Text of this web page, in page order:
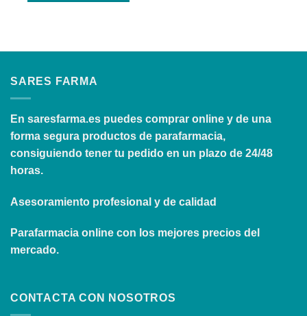
SARES FARMA
En saresfarma.es puedes comprar online y de una
forma segura productos de parafarmacia,
consiguiendo tener tu pedido en un plazo de 24/48
horas.
Asesoramiento profesional y de calidad
Parafarmacia online con los mejores precios del
mercado.
CONTACTA CON NOSOTROS